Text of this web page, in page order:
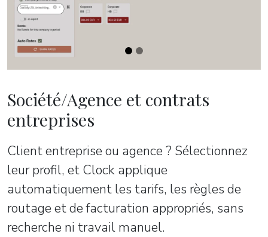
Société/Agence et contrats
entreprises
Client entreprise ou agence ? Sélectionnez
leur profil, et Clock applique
automatiquement les tarifs, les règles de
routage et de facturation appropriés, sans
recherche ni travail manuel.